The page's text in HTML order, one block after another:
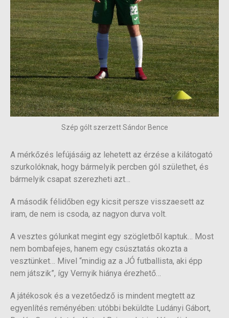
Szép gólt szerzett Sándor Bence
A mérkőzés lefújásáig az lehetett az érzése a kilátogató
szurkolóknak, hogy bármelyik percben gól születhet, és
bármelyik csapat szerezheti azt…
A második félidőben egy kicsit persze visszaesett az
iram, de nem is csoda, az nagyon durva volt.
A vesztes gólunkat megint egy szögletből kaptuk… Most
nem bombafejes, hanem egy csúsztatás okozta a
vesztünket… Mivel “mindig az a JÓ futballista, aki épp
nem játszik”, így Vernyik hiánya érezhető…
A játékosok és a vezetőedző is mindent megtett az
egyenlítés reményében: utóbbi beküldte Ludányi Gábort,